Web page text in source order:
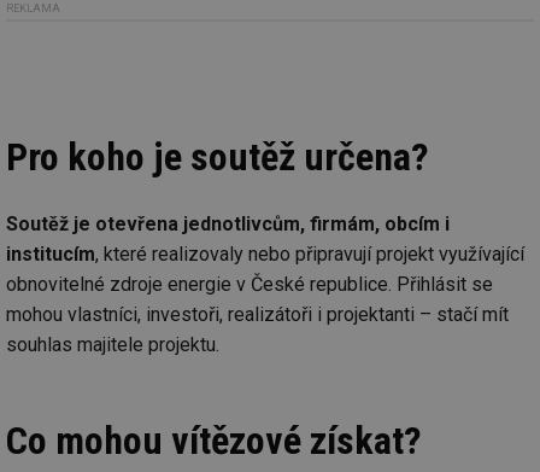
REKLAMA
Pro koho je soutěž určena?
Soutěž je otevřena jednotlivcům, firmám, obcím i
institucím, které realizovaly nebo připravují projekt využívající
obnovitelné zdroje energie v České republice. Přihlásit se
mohou vlastníci, investoři, realizátoři i projektanti – stačí mít
souhlas majitele projektu.
Co mohou vítězové získat?